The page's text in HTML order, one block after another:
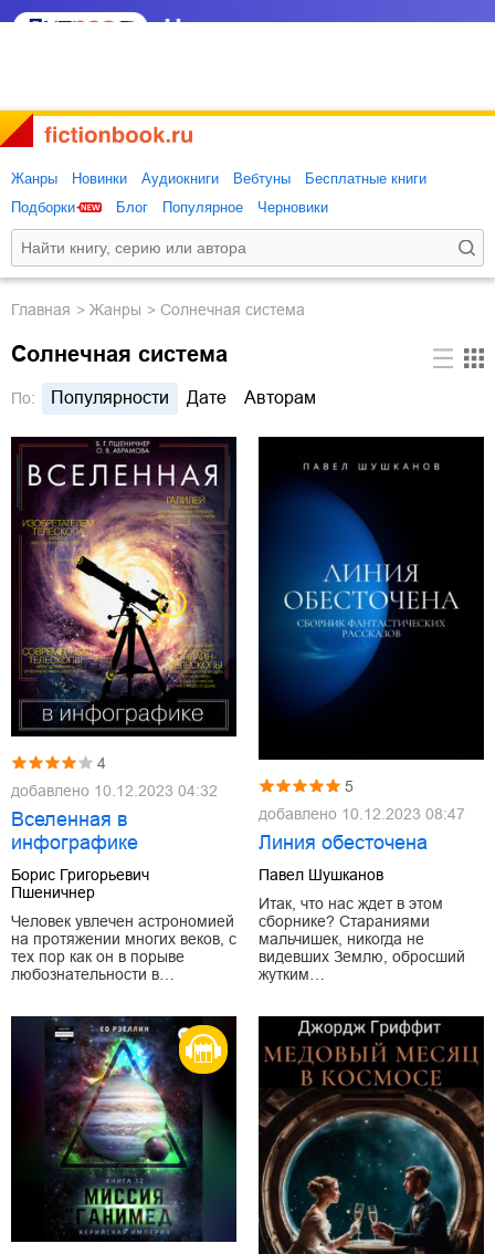
Жанры Новинки Аудиокниги Вебтуны
Бесплатные книги
Подборки
Блог Популярное Черновики
Главная Жанры Солнечная система
Солнечная система
По: Популярности Дате Авторам
4
добавлено 10.12.2023 04:32
Вселенная в
инфографике
Борис Григорьевич
Пшеничнер
Человек увлечен астрономией
на протяжении многих веков, с
тех пор как он в порыве
любознательности в…
5
добавлено 10.12.2023 08:47
Линия обесточена
Павел Шушканов
Итак, что нас ждет в этом
сборнике? Стараниями
мальчишек, никогда не
видевших Землю, обросший
жутким…